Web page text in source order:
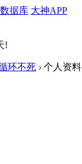
据库 大神APP
!
环不死 › 个人资料